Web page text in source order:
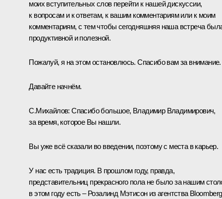
моих вступительных слов перейти к нашей дискуссии,
к вопросам и к ответам, к вашим комментариям или к моим
комментариям, с тем чтобы сегодняшняя наша встреча
продуктивной и полезной.
Пожалуй, я на этом остановлюсь. Спасибо вам за внимание.
Давайте начнём.
С.Михайлов: Спасибо большое, Владимир Владимирович,
за время, которое Вы нашли.
Вы уже всё сказали во введении, поэтому с места в карьер.
У нас есть традиция. В прошлом году, правда,
представительниц прекрасного пола не было за нашим
в этом году есть – Розалинд Мэтисон из агентства